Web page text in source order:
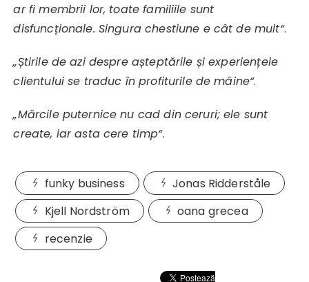
ar fi membrii lor, toate familiile sunt
disfuncționale. Singura chestiune e cât de mult“.
„Știrile de azi despre așteptările și experiențele
clientului se traduc în profiturile de mâine“.
„Mărcile puternice nu cad din ceruri; ele sunt
create, iar asta cere timp“.
funky business
Jonas Ridderståle
Kjell Nordström
oana grecea
recenzie